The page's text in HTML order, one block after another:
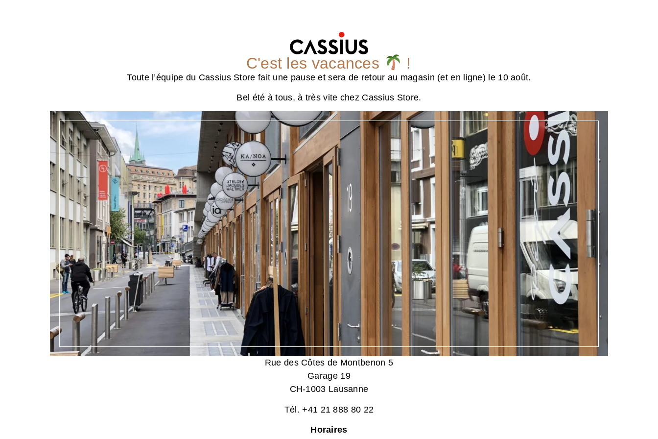
C'est les vacances !
Toute l’équipe du Cassius Store fait une pause et sera de retour au magasin (et en ligne) le 10 août.
Bel été à tous, à très vite chez Cassius Store.
Rue des Côtes de Montbenon 5
Garage 19
CH-1003 Lausanne
Tél. +41 21 888 80 22
Horaires